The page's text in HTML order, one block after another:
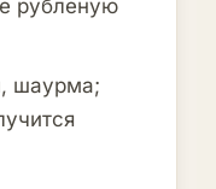
рубленую
шаурма;